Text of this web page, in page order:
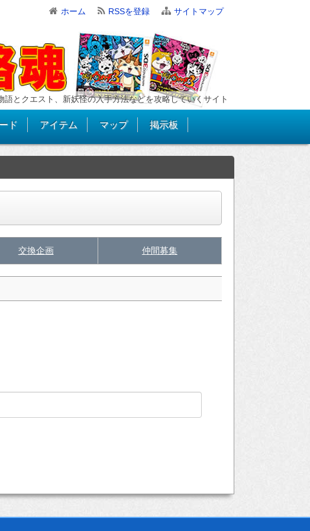
ホーム RSSを登録 サイトマップ
語とクエスト、新妖怪の入手方法などを攻略していくサイト
ド アイテム マップ 掲示板
交換企画 仲間募集